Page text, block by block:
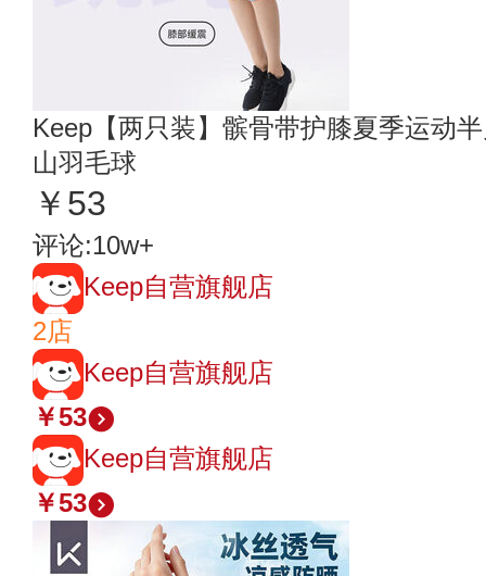
Keep【两只装】髌骨带护膝夏季运动
山羽毛球
￥53
评论:10w+
Keep自营旗舰店
2店
Keep自营旗舰店
￥53
Keep自营旗舰店
￥53